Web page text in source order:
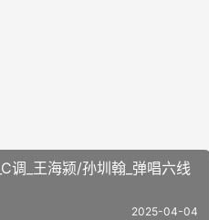
调_王海颍/孙圳翰_弹唱六线
2025-04-04